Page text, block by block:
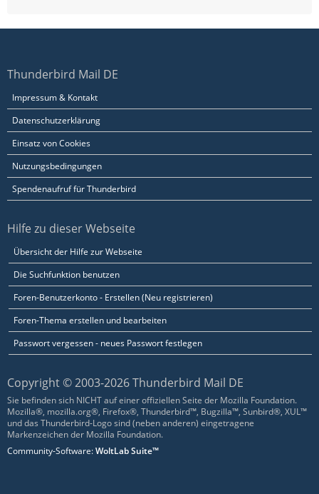
Thunderbird Mail DE
Impressum & Kontakt
Datenschutzerklärung
Einsatz von Cookies
Nutzungsbedingungen
Spendenaufruf für Thunderbird
Hilfe zu dieser Webseite
Übersicht der Hilfe zur Webseite
Die Suchfunktion benutzen
Foren-Benutzerkonto - Erstellen (Neu registrieren)
Foren-Thema erstellen und bearbeiten
Passwort vergessen - neues Passwort festlegen
Copyright © 2003-2026 Thunderbird Mail DE
Sie befinden sich NICHT auf einer offiziellen Seite der Mozilla Foundation.
Mozilla®, mozilla.org®, Firefox®, Thunderbird™, Bugzilla™, Sunbird®, XUL™
und das Thunderbird-Logo sind (neben anderen) eingetragene
Markenzeichen der Mozilla Foundation.
Community-Software:WoltLab Suite™